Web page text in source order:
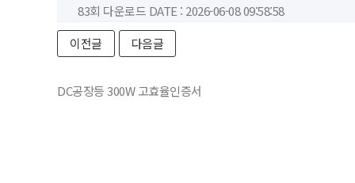
83회 다운로드 DATE : 2026-06-08 09:58:58
이전글
다음글
DC공장등 300W 고효율인증서